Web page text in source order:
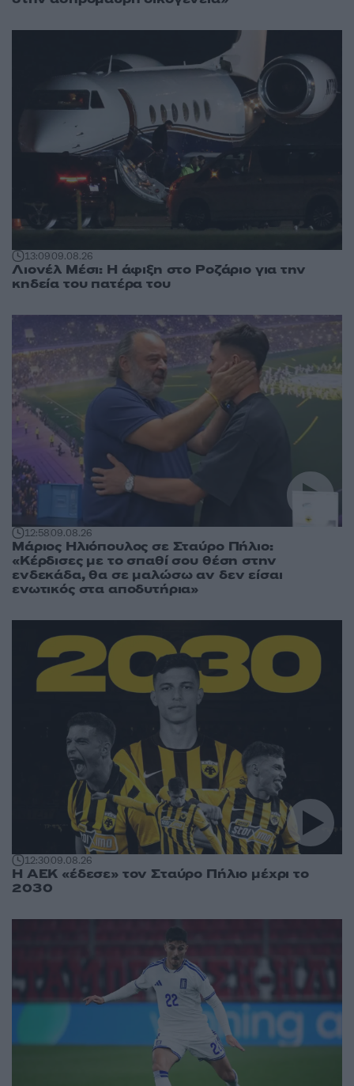
13:0909.08.26
Λιονέλ Μέσι: Η άφιξη στο Ροζάριο για την
κηδεία του πατέρα του
12:5809.08.26
Μάριος Ηλιόπουλος σε Σταύρο Πήλιο:
«Κέρδισες με το σπαθί σου θέση στην
ενδεκάδα, θα σε μαλώσω αν δεν είσαι
ενωτικός στα αποδυτήρια»
12:3009.08.26
Η ΑΕΚ «έδεσε» τον Σταύρο Πήλιο μέχρι το
2030